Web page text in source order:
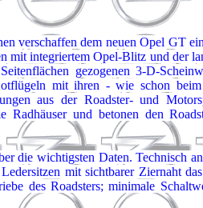
verschaffen dem neuen Opel GT
integriertem Opel-Blitz und der
gezogenen 3-D-
mit ihren - wie schon
aus der Roadster- und
und betonen den
die wichtigsten Daten. Technisch
mit sichtbarer Ziernaht
des Roadsters; minimale